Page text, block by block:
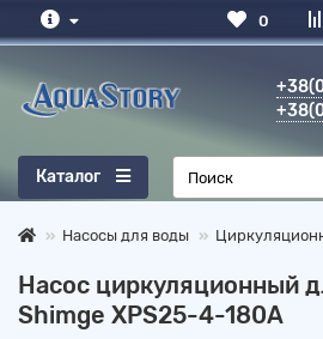
0
Каталог
Насосы для воды
Насос циркуляционный
Shimge XPS25-4-180А